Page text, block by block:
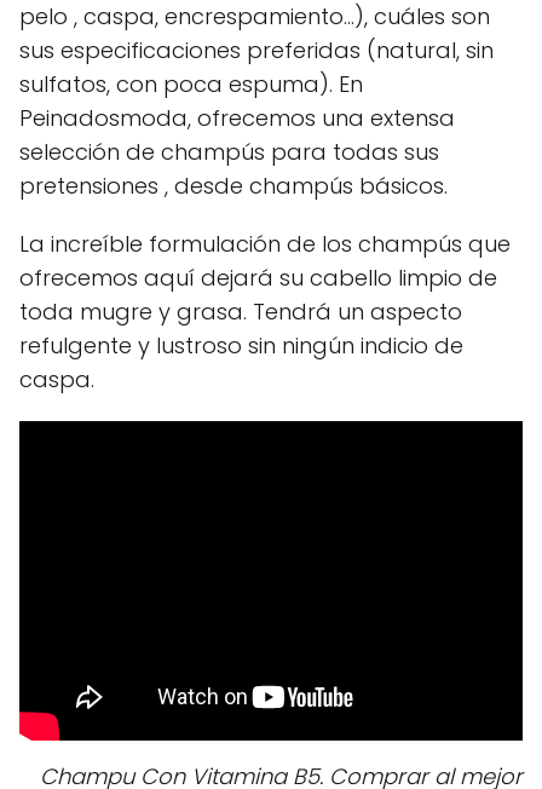
pelo , caspa, encrespamiento...), cuáles son
sus especificaciones preferidas (natural, sin
sulfatos, con poca espuma). En
Peinadosmoda, ofrecemos una extensa
selección de champús para todas sus
pretensiones , desde champús básicos.
La increíble formulación de los champús que
ofrecemos aquí dejará su cabello limpio de
toda mugre y grasa. Tendrá un aspecto
refulgente y lustroso sin ningún indicio de
caspa.
Champu Con Vitamina B5. Comprar al mejor